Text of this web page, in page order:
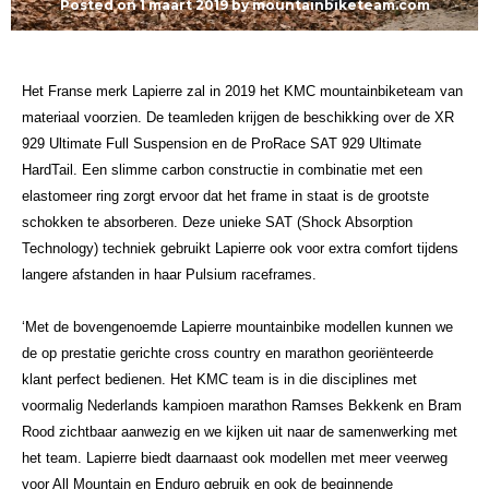
Posted on1 maart 2019bymountainbiketeam.com
Het Franse merk Lapierre zal in 2019 het KMC mountainbiketeam van
materiaal voorzien. De teamleden krijgen de beschikking over de XR
929 Ultimate Full Suspension en de ProRace SAT 929 Ultimate
HardTail. Een slimme carbon constructie in combinatie met een
elastomeer ring zorgt ervoor dat het frame in staat is de grootste
schokken te absorberen. Deze unieke SAT (Shock Absorption
Technology) techniek gebruikt Lapierre ook voor extra comfort tijdens
langere afstanden in haar Pulsium raceframes.
‘Met de bovengenoemde Lapierre mountainbike modellen kunnen we
de op prestatie gerichte cross country en marathon georiënteerde
klant perfect bedienen. Het KMC team is in die disciplines met
voormalig Nederlands kampioen marathon Ramses Bekkenk en Bram
Rood zichtbaar aanwezig en we kijken uit naar de samenwerking met
het team. Lapierre biedt daarnaast ook modellen met meer veerweg
voor All Mountain en Enduro gebruik en ook de beginnende